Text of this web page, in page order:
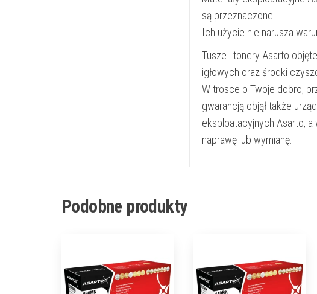
są przeznaczone.
Ich użycie nie narusza
Tusze i tonery Asarto
igłowych oraz środki
W trosce o Twoje dobro,
gwarancją objął także
eksploatacyjnych Asarto,
naprawę lub wymianę.
Podobne produkty